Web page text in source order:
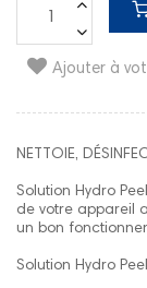
Ajouter à
NETTOIE,
Solution Hydro
de votre appareil
un bon
Solution Hydro